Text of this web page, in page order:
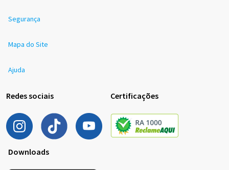
Segurança
Mapa do Site
Ajuda
Redes sociais Certificações
Downloads